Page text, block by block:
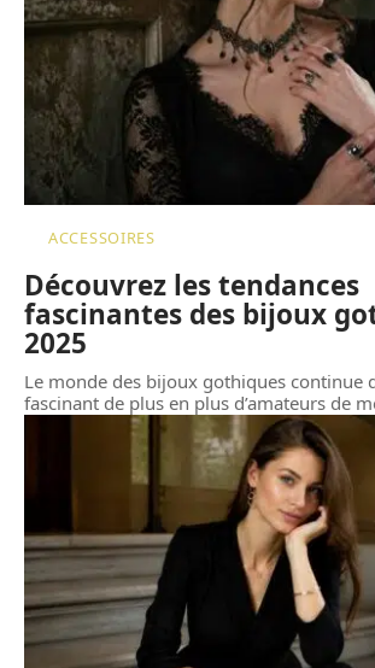
ACCESSOIRES
Découvrez les tendances
fascinantes des bijoux
2025
Le monde des bijoux gothiques continue
fascinant de plus en plus d’amateurs de